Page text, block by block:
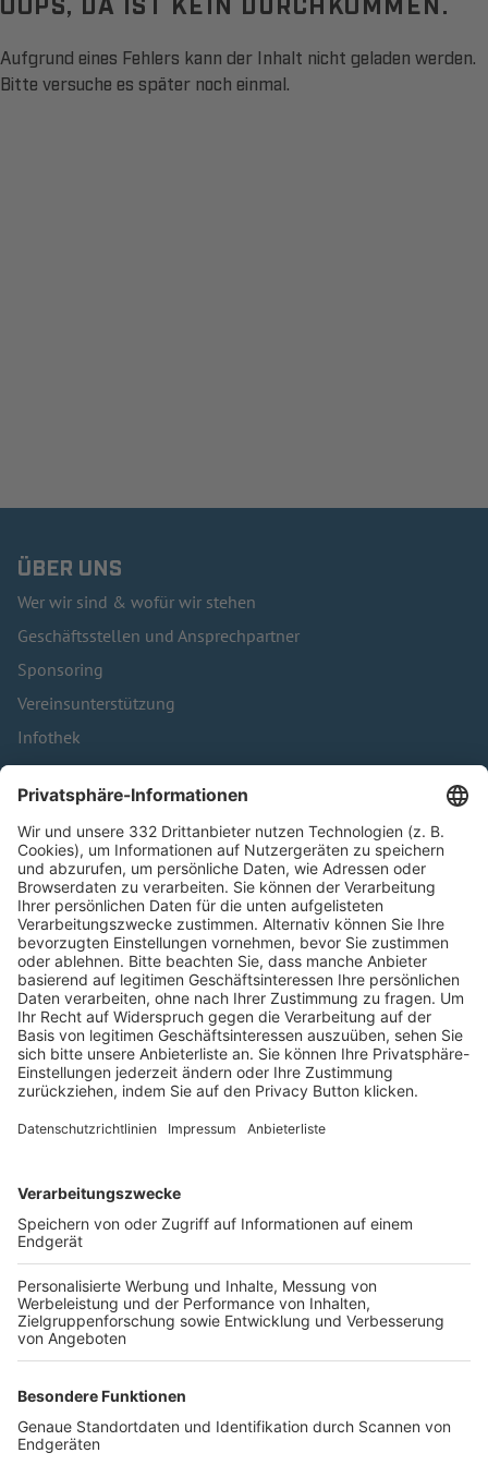
Aufgrund eines Fehlers kann der Inhalt nicht geladen werden.
Bitte versuche es später noch einmal.
ÜBER UNS
Wer wir sind & wofür wir stehen
Geschäftsstellen und Ansprechpartner
Sponsoring
Vereinsunterstützung
Infothek
Kontakt
HÄUFIG BESUCHTE SEITEN
Pässe und Vereinswechsel
Trainerausbildung
Schulungsangebot Vereinsmitarbeiter
BFV-Geschäftsstellen
Trainerbörse
Login SpielPlus
FOLGE DEM BFV
TOP-VEREINE
TOP-PARTNER